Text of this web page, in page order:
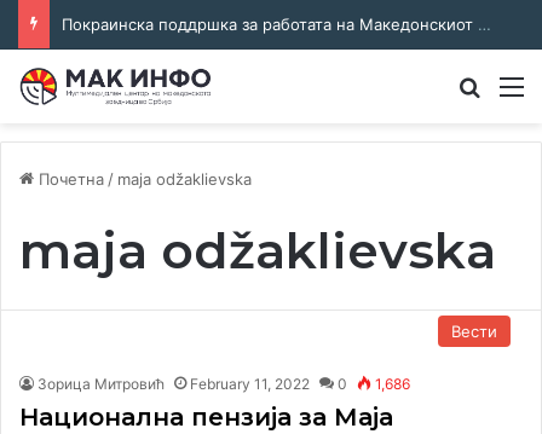
Покраинска поддршка за работата на Македонскиот национален совет: потпишан договор за суфинансирање на активностите
Почетна / maja odžaklievska
maja odžaklievska
Вести
Зорица Митровић February 11, 2022 0 1,686
Национална пензија за Маја